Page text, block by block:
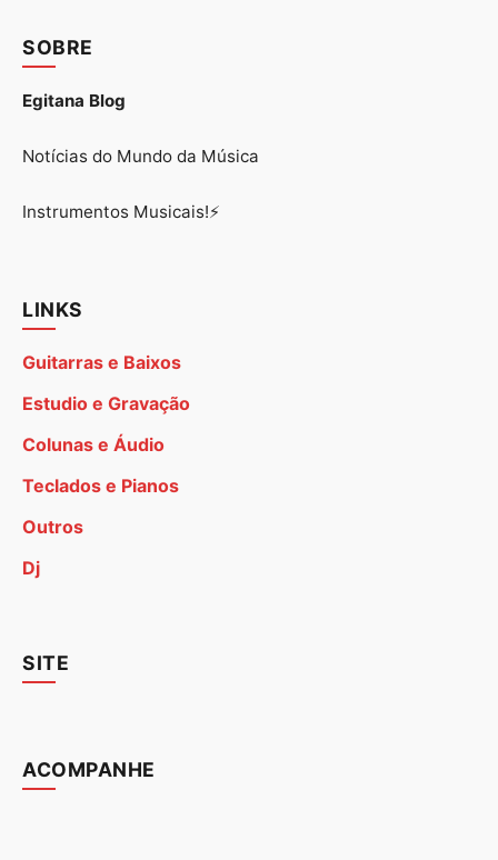
SOBRE
Egitana Blog
Notícias do Mundo da Música
Instrumentos Musicais!⚡
LINKS
Guitarras e Baixos
Estudio e Gravação
Colunas e Áudio
Teclados e Pianos
Outros
Dj
SITE
ACOMPANHE